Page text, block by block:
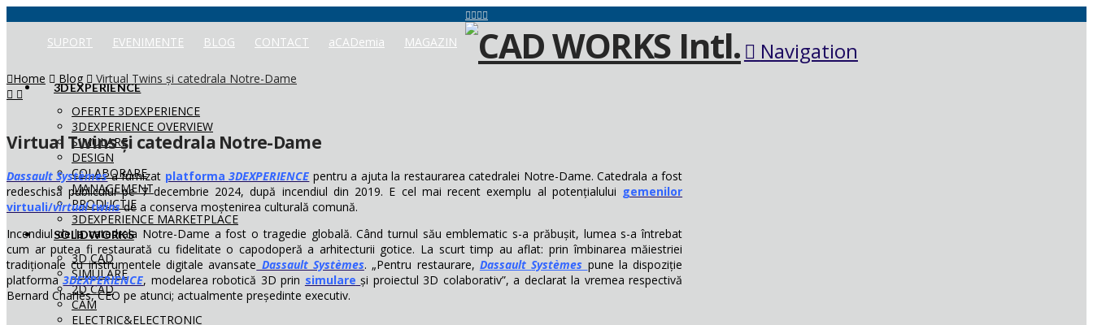
SUPORT EVENIMENTE BLOG CONTACT aCADemia MAGAZIN Navigation
3DEXPERIENCE
OFERTE 3DEXPERIENCE
3DEXPERIENCE OVERVIEW
SIMULARE
DESIGN
COLABORARE
MANAGEMENT
PRODUCTIE
3DEXPERIENCE MARKETPLACE
SOLIDWORKS
3D CAD
SIMULARE
2D CAD
CAM
ELECTRIC&ELECTRONIC
Home Blog Virtual Twins și catedrala Notre-Dame
Virtual Twins și catedrala Notre-Dame
Dassault Systèmesa furnizat platforma3DEXPERIENCE pentru a ajuta la restaurarea catedralei Notre-Dame. Catedrala a fost
redeschisă publicului pe 7 decembrie 2024, după incendiul din 2019. E cel mai recent exemplu al potențialului gemenilor
virtuali/virtual twinsde a conserva moștenirea culturală comună.
Incendiul de la catedrala Notre-Dame a fost o tragedie globală. Când turnul său emblematic s-a prăbușit, lumea s-a întrebat
cum ar putea fi restaurată cu fidelitate o capodoperă a arhitecturii gotice. La scurt timp au aflat: prin îmbinarea măiestriei
tradiționale cu instrumentele digitale avansate Dassault Systèmes. „Pentru restaurare, DassaultSystèmes pune la dispoziție
platforma3DEXPERIENCE, modelarea robotică 3D prin simulare și proiectul 3D colaborativ”, a declarat la vremea respectivă
Bernard Charlès, CEO pe atunci; actualmente președinte executiv.